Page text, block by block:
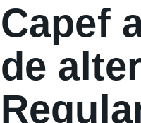
Capef
de